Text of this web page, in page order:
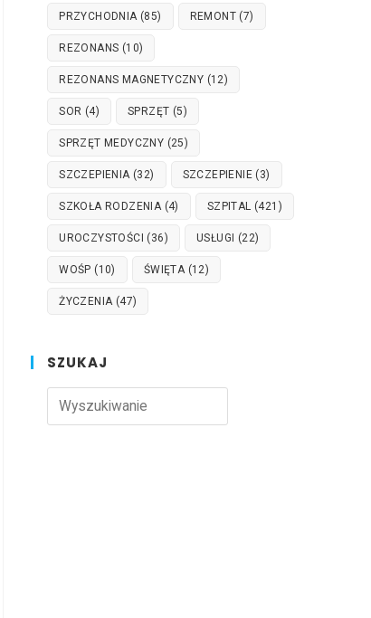
PRZYCHODNIA(85) REMONT(7)
REZONANS (10)
REZONANS MAGNETYCZNY (12)
SOR (4) SPRZĘT (5)
SPRZĘT MEDYCZNY (25)
SZCZEPIENIA(32) SZCZEPIENIE(3)
SZKOŁA RODZENIA(4) SZPITAL (421)
UROCZYSTOŚCI (36) USŁUGI (22)
WOŚP (10) ŚWIĘTA(12)
ŻYCZENIA(47)
SZUKAJ